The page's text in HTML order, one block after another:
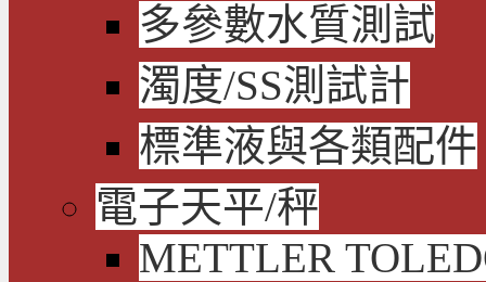
多參數水質測試
濁度/SS測試計
標準液與各類配件
電子天平/秤
METTLER